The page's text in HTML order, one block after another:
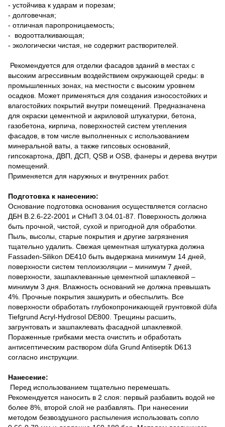
- устойчива к ударам и порезам;
- долговечная;
- отличная паропроницаемость;
- водоотталкивающая;
- экологически чистая, не содержит растворителей.
Рекомендуется для отделки фасадов зданий в местах с
высоким агрессивным воздействием окружающей среды: в
промышленных зонах, на местности с высоким уровнем
осадков. Может применяться для создания износостойких и
влагостойких покрытий внутри помещений. Предназначена
для окраски цементной и акриловой штукатурки, бетона,
газобетона, кирпича, поверхностей систем утепления
фасадов, в том числе выполненных с использованием
минеральной ваты, а также гипсовых оснований,
гипсокартона, ДВП, ДСП, QSB и OSB, фанеры и дерева внутри
помещений.
Применяется для наружных и внутренних работ.
Подготовка к нанесению:
Основание подготовка основания осуществляется согласно
ДБН В.2.6-22-2001 и СНиП 3.04.01-87. Поверхность должна
быть прочной, чистой, сухой и пригодной для обработки.
Пыль, высолы, старые покрытия и другие загрязнения
тщательно удалить. Свежая цементная штукатурка должна
Fassaden-Silikon DE410 быть выдержана минимум 14 дней,
поверхности систем теплоизоляции – минимум 7 дней,
поверхности, зашпаклеванные цементной шпаклевкой –
минимум 3 дня. Влажность оснований не должна превышать
4%. Прочные покрытия зашкурить и обеспылить. Все
поверхности обработать глубокопроникающей грунтовкой düfa
Tiefgrund Acryl-Hydrosol DE800. Трещины расшить,
загрунтовать и зашпаклевать фасадной шпаклевкой.
Пораженные грибками места очистить и обработать
антисептическим раствором düfa Grund Antiseptik D613
согласно инструкции.
Нанесение:
Перед использованием тщательно перемешать.
Рекомендуется наносить в 2 слоя: первый разбавить водой не
более 8%, второй слой не разбавлять. При нанесении
методом безвоздушного распыления использовать сопло